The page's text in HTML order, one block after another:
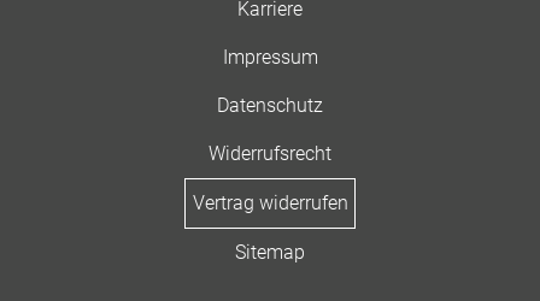
Karriere
Impressum
Datenschutz
Widerrufsrecht
Vertrag widerrufen
Sitemap